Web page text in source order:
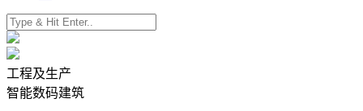
工程及生产
智能数码建筑